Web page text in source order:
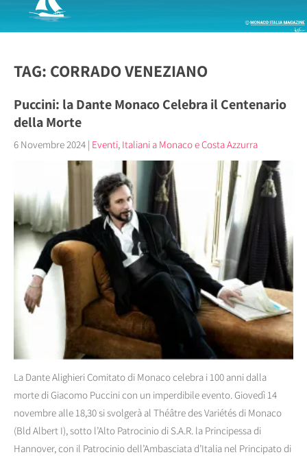
TAG: CORRADO VENEZIANO
Puccini: la Dante Monaco Celebra il Centenario
della Morte
6 Novembre 2024 | Eventi, Italiani a Monaco e Costa Azzurra
La Dante Alighieri Comitato di Monaco celebra i 100 anni dalla
morte di Giacomo Puccini con un imperdibile evento. Giovedì 14
novembre alle 18,30 si svolgerà al Théâtre des Variétés di Monaco
(Bld Albert I), sotto l’Alto Patrocinio di S.A.R. la Principessa di
Hannover, con il Patrocinio dell’Ambasciata d’Italia nel Principato di